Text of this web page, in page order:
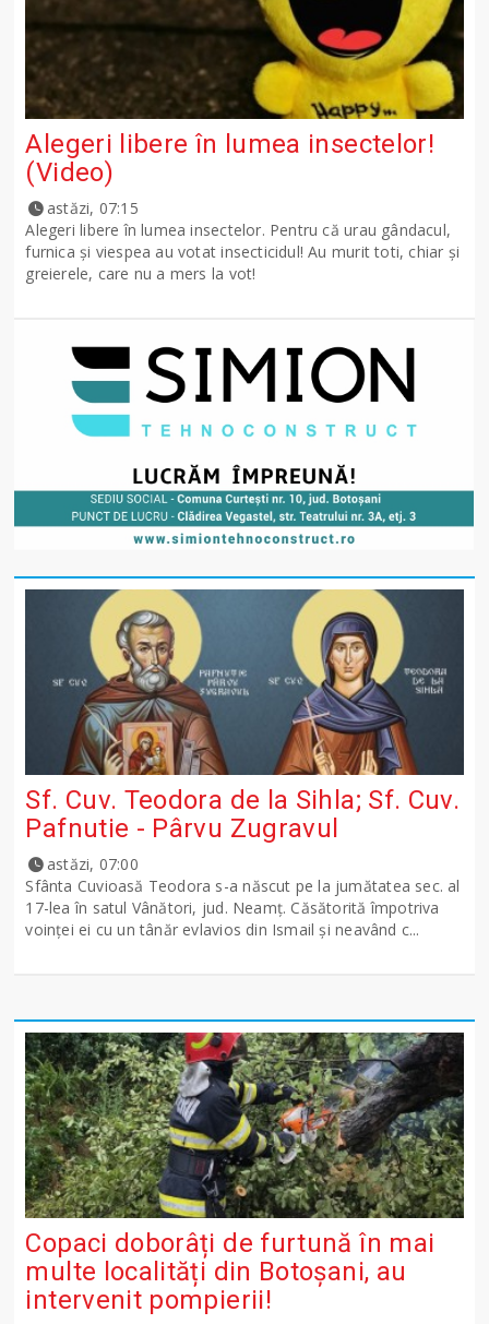
Alegeri libere în lumea insectelor!
(Video)
astăzi, 07:15
Alegeri libere în lumea insectelor. Pentru că urau gândacul,
furnica și viespea au votat insecticidul! Au murit toti, chiar și
greierele, care nu a mers la vot!
Sf. Cuv. Teodora de la Sihla; Sf. Cuv.
Pafnutie - Pârvu Zugravul
astăzi, 07:00
Sfânta Cuvioasă Teodora s-a născut pe la jumătatea sec. al
17-lea în satul Vânători, jud. Neamţ. Căsătorită împotriva
voinţei ei cu un tânăr evlavios din Ismail şi neavând c...
Copaci doborâți de furtună în mai
multe localități din Botoșani, au
intervenit pompierii!